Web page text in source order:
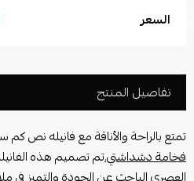
السعر
تفاصيل المنتج
تمتع بالراحة والأناقة مع فانيله نص
فخامة دشداشتي.تم تصميم هذه